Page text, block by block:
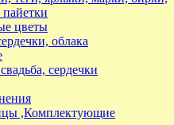
цветы
облака
сердечки
,Комплектующие